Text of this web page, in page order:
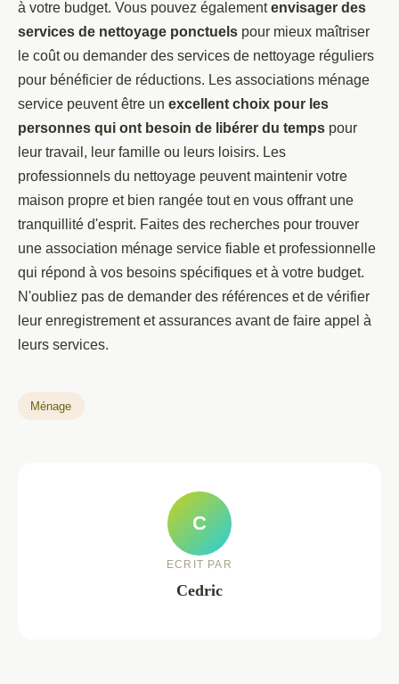
à votre budget. Vous pouvez égalementenvisager des
services de nettoyage ponctuels pour mieux maîtriser
le coût ou demander des services de nettoyage réguliers
pour bénéficier de réductions. Les associations ménage
service peuvent être un excellent choix pour les
personnes qui ont besoin de libérer du temps pour
leur travail, leur famille ou leurs loisirs. Les
professionnels du nettoyage peuvent maintenir votre
maison propre et bien rangée tout en vous offrant une
tranquillité d'esprit. Faites des recherches pour trouver
une association ménage service fiable et professionnelle
qui répond à vos besoins spécifiques et à votre budget.
N'oubliez pas de demander des références et de vérifier
leur enregistrement et assurances avant de faire appel à
leurs services.
Ménage
C
ECRIT PAR
Cedric